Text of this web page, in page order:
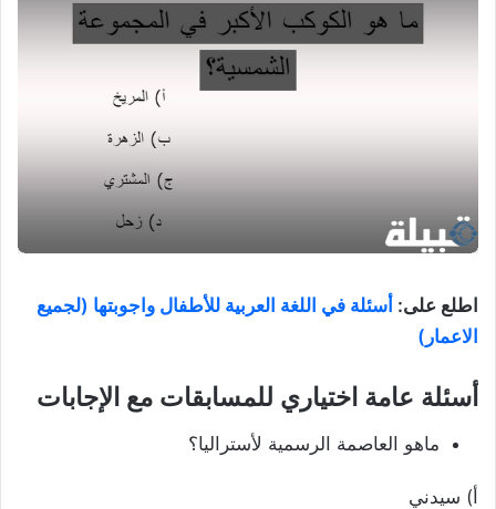
اطلع على: أسئلة في اللغة العربية للأطفال واجوبتها (لجميع
الاعمار)
أسئلة عامة اختياري للمسابقات مع الإجابات
ماهو العاصمة الرسمية لأستراليا؟
أ) سيدني